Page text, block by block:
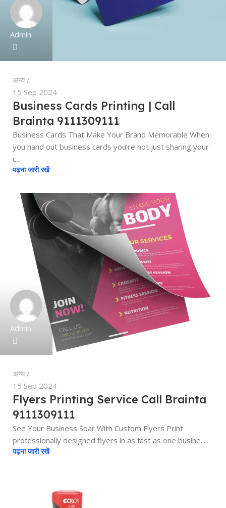
Admin
अन्य
15 Sep 2024
Business Cards Printing | Call
Brainta 9111309111
Business Cards That Make Your Brand Memorable When
you hand out business cards you’re not just sharing your
c...
पढ़ना जारी रखें
Admin
अन्य
15 Sep 2024
Flyers Printing Service Call Brainta
9111309111
See Your Business Soar With Custom Flyers Print
professionally designed flyers in as fast as one busine...
पढ़ना जारी रखें